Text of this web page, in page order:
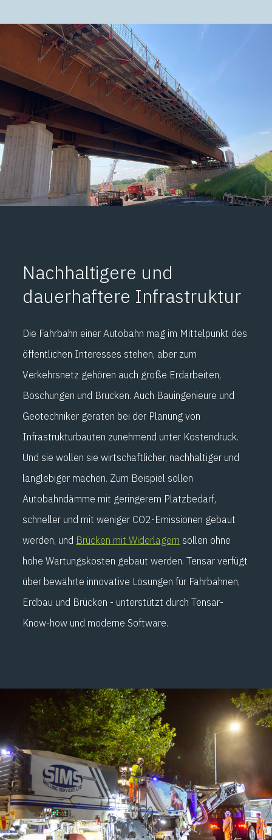
Nachhaltigere und
dauerhaftere Infrastruktur
Die Fahrbahn einer Autobahn mag im Mittelpunkt des
öffentlichen Interesses stehen, aber zum
Verkehrsnetz gehören auch große Erdarbeiten,
Böschungen und Brücken. Auch Bauingenieure und
Geotechniker geraten bei der Planung von
Infrastrukturbauten zunehmend unter Kostendruck.
Und sie wollen sie wirtschaftlicher, nachhaltiger und
langlebiger machen. Zum Beispiel sollen
Autobahndämme mit geringerem Platzbedarf,
schneller und mit weniger CO2-Emissionen gebaut
werden, und Brücken mit Widerlagern sollen ohne
hohe Wartungskosten gebaut werden. Tensar verfügt
über bewährte innovative Lösungen für Fahrbahnen,
Erdbau und Brücken - unterstützt durch Tensar-
Know-how und moderne Software.